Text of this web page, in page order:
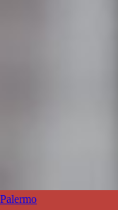
Palermo